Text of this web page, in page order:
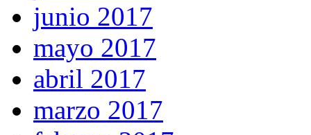
junio 2017
mayo 2017
abril 2017
marzo 2017